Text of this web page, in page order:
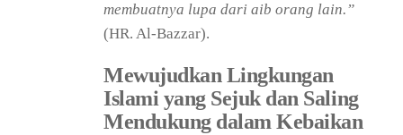
membuatnya lupa dari aib orang lain.”
(HR. Al-Bazzar).
Mewujudkan Lingkungan
Islami yang Sejuk dan Saling
Mendukung dalam Kebaikan